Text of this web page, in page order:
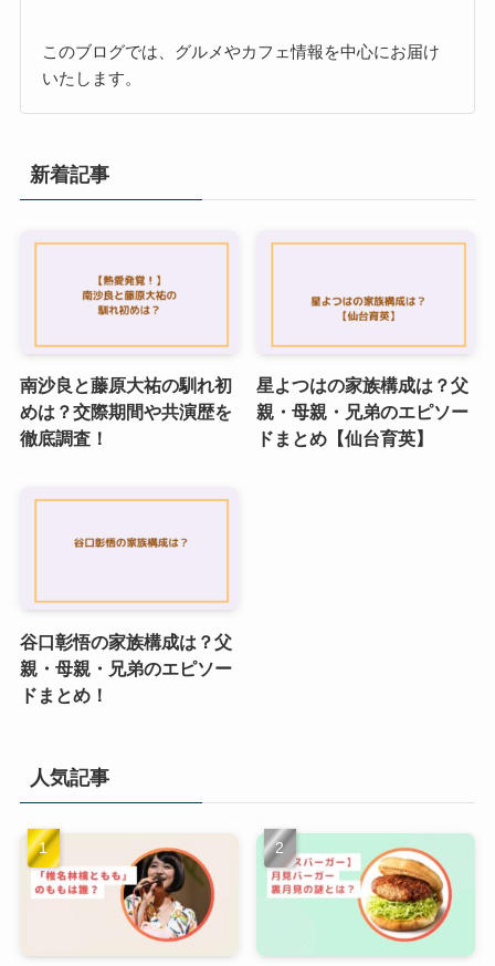
このブログでは、グルメやカフェ情報を中心にお届け
いたします。
新着記事
南沙良と藤原大祐の馴れ初
めは？交際期間や共演歴を
徹底調査！
星よつはの家族構成は？父
親・母親・兄弟のエピソー
ドまとめ【仙台育英】
谷口彰悟の家族構成は？父
親・母親・兄弟のエピソー
ドまとめ！
人気記事